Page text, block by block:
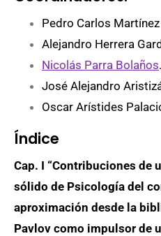
Pedro Carlos Martínez
Alejandro Herrera
Nicolás Parra Bolaños.
José Alejandro
Oscar Arístides
Índice
Cap. I “Contribuciones de
sólido de Psicología del
aproximación desde la
Pavlov como impulsor de